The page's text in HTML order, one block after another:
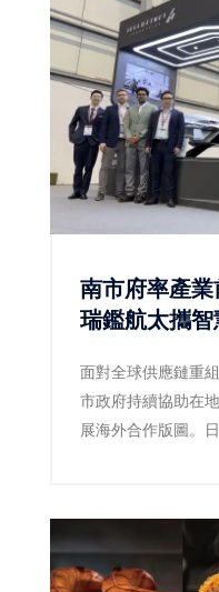
軸，將嘉義的生活
整呈現，向全國分
現地方品牌邁向文
南市府率產
瑞鑑航太攜
面對全球供應鏈重
市政府持續協助在
展海外合作版圖。
區、企業及產業聚
勢，並促成技術交
密製造的允力發股